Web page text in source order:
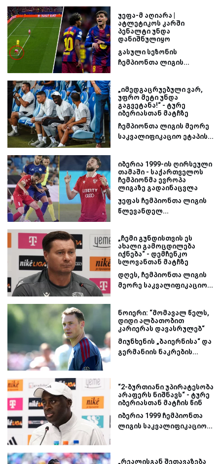
უეფა-მ აღიარა |
ატლეტიკოს კარში
პენალტი უნდა
დანიშნულიყო
გასული სეზონის
ჩემპიონთა ლიგის...
„იმედგაცრუებული ვარ,
უფრო მეტი უნდა
გაგვეტანა!“ - ტურე
იბერიასთან მატჩზე
ჩემპიონთა ლიგის მეორე
საკვალიფიკაციო ეტაპის...
იბერია 1999-ის ღირსეული
თამაში - საქართველოს
ჩემპიონმა ევროპა
ლიგაზე გადაინაცვლა
უეფას ჩემპიონთა ლიგის
წლევანდელ...
„ჩემი გუნდისთვის ეს
ახალი გამოცდილება
იქნება“ - დემჩენკო
სლოვანთან მატჩზე
დღეს, ჩემპიონთა ლიგის
მეორე საკვალიფიკაციო...
ნოიერი: “მომავალ წელს,
დიდი ალბათობით
კარიერას დავასრულებ“
მიუნხენის „ბაიერნისა“ და
გერმანიის ნაკრების...
“2-ბურთიანი უპირატესობა
არაფერს ნიშნავს“ - ტურე
იბერიასთან მატჩის წინ
იბერია 1999 ჩემპიონთა
ლიგის საკვალიფიკაციო...
„რეალისგან შეთავაზება